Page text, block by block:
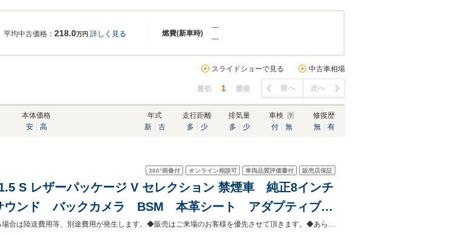
燃費(新車時)
平均中古価格： 218.0万円 詳しく見る
---
---
スライドショーで見る 中古車相場
最初 1 最後 前へ 次へ
本体価格
安
高
年式
新
古
走行距離
多
少
排気量
多
少
車検
付
無
修復歴
無
有
360°画像付 オンライン相談可 車両品質評価書付 販売店保証
S レザーパッケージ V セレクション 禁煙車 純正8インチ
ンド バックカメラ BSM 本革シート アダプティブク
ール シートヒーター レーンキープアシスト 横滑り防
◆当店以外で購入される場合は陸送費用等、別途費用が発生します。◆販売はご来場のお客様を優先させて頂きます。◆あらかじめご確認下さい※販売は一般のお客様に限ります。